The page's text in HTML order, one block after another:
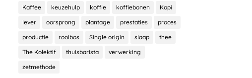
Kaffee
keuzehulp koffie koffiebonen
Kopi
lever
oorsprong plantage prestaties
proces
productie
rooibos Single origin slaap
thee
The Kolektif
thuisbarista
verwerking
zetmethode